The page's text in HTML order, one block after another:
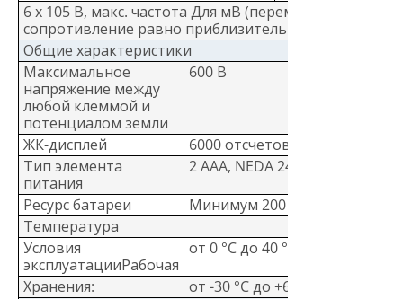
6 x 105 В, макс. частота Для мВ (переменный ток)
сопротивление равно приблизительно 1 MОм.
Общие характеристики
Максимальное
напряжение между
любой клеммой и
потенциалом земли
600 В
ЖК-дисплей
6000 отсчетов, скорость
Тип элемента
питания
2 AAA, NEDA 24 А, IEC LR03
Ресурс батареи
Минимум 200 часов
Температура
Условия
эксплуатацииРабочая
от 0 °C до 40 °C
Хранения:
от -30 °C до +60 °C